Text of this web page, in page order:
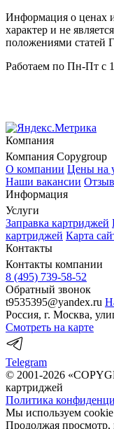
Информация о ценах
характер и не
положениями статей
Работаем по Пн-Пт с
Компания
Компания Copygroup
О компании Цены на
Наши вакансии
Информация
Услуги
Заправка картриджей
картриджей Карта
Контакты
Контакты компании
8 (495) 739-58-52
Обратный звонок
t9535395@yandex.ru
Россия, г. Москва,
Смотреть на карте
Telegram
© 2001-2026
картриджей
Политика
Мы используем cookie
Продолжая просмотр,